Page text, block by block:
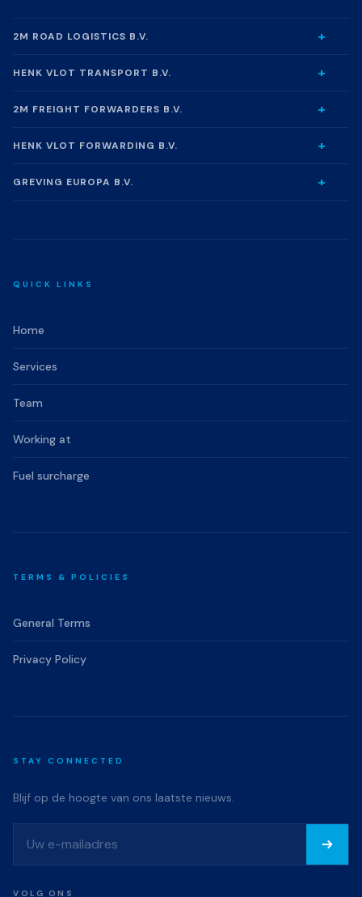
2M ROAD LOGISTICS B.V.
HENK VLOT TRANSPORT B.V.
2M FREIGHT FORWARDERS B.V.
HENK VLOT FORWARDING B.V.
GREVING EUROPA B.V.
QUICK LINKS
Home
Services
Team
Working at
Fuel surcharge
TERMS & POLICIES
General Terms
Privacy Policy
STAY CONNECTED
Blijf op de hoogte van ons laatste nieuws.
VOLG ONS